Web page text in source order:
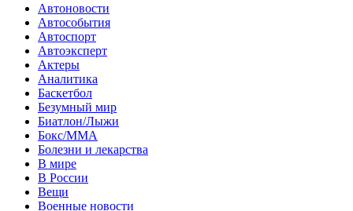
Автоновости
Автособытия
Автоспорт
Автоэксперт
Актеры
Аналитика
Баскетбол
Безумный мир
Биатлон/Лыжи
Бокс/MMA
Болезни и лекарства
В мире
В России
Вещи
Военные новости